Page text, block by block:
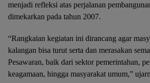
menjadi refleksi atas perjalanan
dimekarkan pada tahun 2007.
“Rangkaian kegiatan ini dirancang agar
kalangan bisa turut serta dan merasakan
Pesawaran, baik dari sektor pemerintahan,
keagamaan, hingga masyarakat umum,”